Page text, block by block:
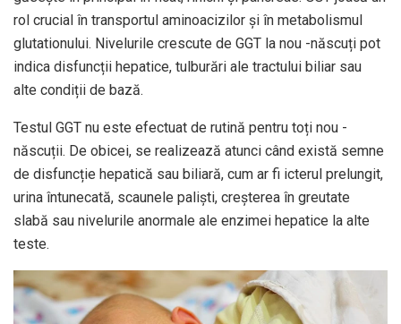
rol crucial în transportul aminoacizilor și în metabolismul
glutationului. Nivelurile crescute de GGT la nou -născuți pot
indica disfuncții hepatice, tulburări ale tractului biliar sau
alte condiții de bază.
Testul GGT nu este efectuat de rutină pentru toți nou -
născuții. De obicei, se realizează atunci când există semne
de disfuncție hepatică sau biliară, cum ar fi icterul prelungit,
urina întunecată, scaunele paliști, creșterea în greutate
slabă sau nivelurile anormale ale enzimei hepatice la alte
teste.